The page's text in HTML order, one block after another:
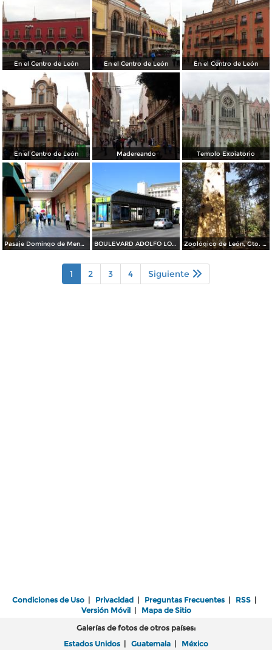
En el Centro de León En el Centro de León En el Centro de León
En el Centro de León Madereando Templo Expiatorio
Pasaje Domingo de Mendiola BOULEVARD ADOLFO LOPEZ MATEOS Zoológico de León, Gto. Noviembre/2012
1 2 3 4 Siguiente
Condiciones de Uso | Privacidad | Preguntas Frecuentes | RSS |
Versión Móvil| Mapa de Sitio
Galerías de fotos de otros países:
Estados Unidos | Guatemala | México